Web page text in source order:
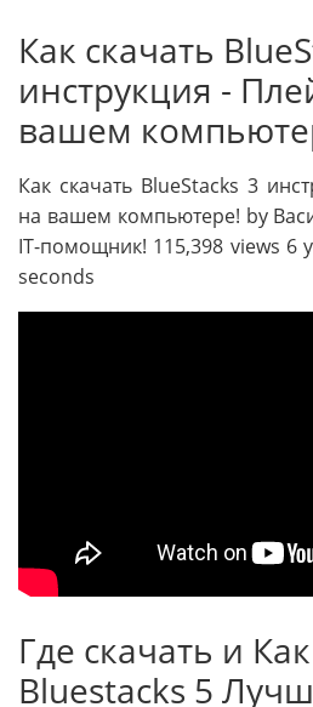
Как скачать
инструкция -
вашем
Как скачать BlueStacks 3
на вашем компьютере! by
IT-помощник! 115,398 views 6
seconds
Где скачать и
Bluestacks 5